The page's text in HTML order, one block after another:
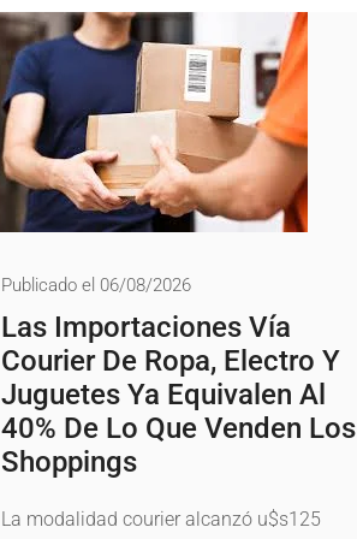
Publicado el 06/08/2026
Las Importaciones Vía
Courier De Ropa, Electro Y
Juguetes Ya Equivalen Al
40% De Lo Que Venden Los
Shoppings
La modalidad courier alcanzó u$s125